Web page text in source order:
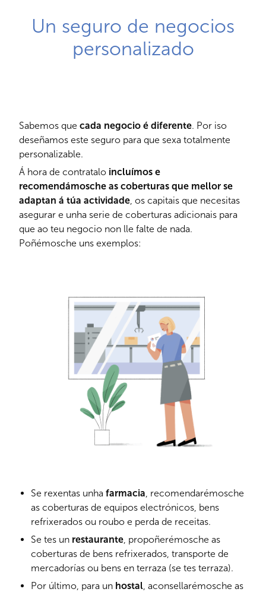
Un seguro de negocios
personalizado
Sabemos que cada negocio é diferente. Por iso
deseñamos este seguro para que sexa totalmente
personalizable.
Á hora de contratalo incluímos e
recomendámosche as coberturas que mellor se
adaptan á túa actividade, os capitais que necesitas
asegurar e unha serie de coberturas adicionais para
que ao teu negocio non lle falte de nada.
Poñémosche uns exemplos:
Se rexentas unha farmacia , recomendarémosche
as coberturas de equipos electrónicos, bens
refrixerados ou roubo e perda de receitas.
Se tes un restaurante , propoñerémosche as
coberturas de bens refrixerados, transporte de
mercadorías ou bens en terraza (se tes terraza).
Por último, para un hostal , aconsellarémosche as